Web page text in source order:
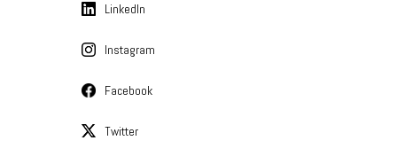
LinkedIn
Instagram
Facebook
Twitter